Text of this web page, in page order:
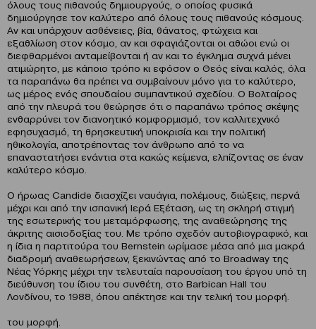
όλους τους πιθανούς δημιουργούς, o οποίος φυσικά
δημιούργησε τον καλύτερο από όλους τους πιθανούς κόσμους.
Αν και υπάρχουν ασθένειες, βία, θάνατος, φτώχεια και
εξαθλίωση στον κόσμο, αν και σφαγιάζονται οι αθώοι ενώ οι
διεφθαρμένοι ανταμείβονται ή αν και το έγκλημα συχνά μένει
ατιμώρητο, με κάποιο τρόπο κι εφόσον ο Θεός είναι καλός, όλα
τα παραπάνω θα πρέπει να συμβαίνουν μόνο για το καλύτερο,
ως μέρος ενός σπουδαίου συμπαντικού σχεδίου. Ο Βολταίρος
από την πλευρά του θεώρησε ότι ο παραπάνω τρόπος σκέψης
ενθαρρύνει τον διανοητικό κομφορμισμό, τον καλλιτεχνικό
εφησυχασμό, τη θρησκευτική υποκρισία και την πολιτική
ηθικολογία, αποτρέποντας τον άνθρωπο από το να
επαναστατήσει ενάντια στα κακώς κείμενα, ελπίζοντας σε έναν
καλύτερο κόσμο.
Ο ήρωας Candide διασχίζει ναυάγια, πολέμους, διώξεις, περνά
μέχρι και από την ισπανική Ιερά Εξέταση, ως τη σκληρή στιγμή
της εσωτερικής του μεταμόρφωσης, της αναθεώρησης της
άκριτης αισιοδοξίας του. Με τρόπο σχεδόν αυτοβιογραφικό, και
η ίδια η παρτιτούρα του Bernstein ωρίμασε μέσα από μια μακρά
διαδρομή αναθεωρήσεων, ξεκινώντας από το Broadway της
Νέας Υόρκης μέχρι την τελευταία παρουσίαση του έργου υπό τη
διεύθυνση του ίδιου του συνθέτη, στο Barbican Hall του
Λονδίνου, το 1988, όπου απέκτησε και την τελική του μορφή.
του μορφή.